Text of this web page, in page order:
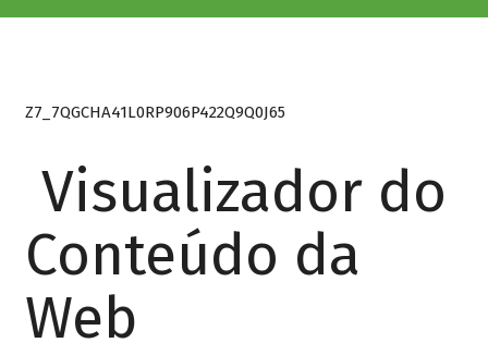
Z7_7QGCHA41L0RP906P422Q9Q0J65
Visualizador do
Conteúdo da
Web